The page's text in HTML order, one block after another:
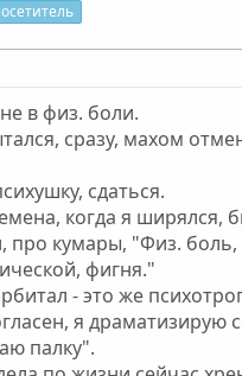
т
н
ы
й
г
о
л
о
с
т
н
г
о
о
с
в физ. боли.
сразу, махом
сдаться.
когда я ширялся,
про кумары, "Физ.
фигня."
- это же
я драматизирую
палку".